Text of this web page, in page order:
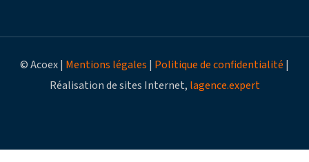
© Acoex | Mentions légales | Politique de confidentialité |
Réalisation de sites Internet, lagence.expert